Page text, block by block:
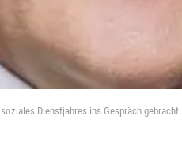
Dienstjahres ins Gespräch gebracht.